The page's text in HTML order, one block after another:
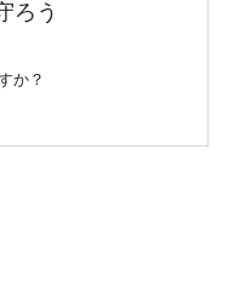
ろう
か？